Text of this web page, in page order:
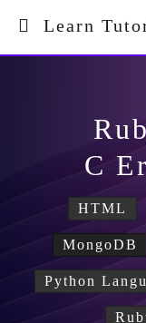
Learn
C
HTML
MongoDB
Python